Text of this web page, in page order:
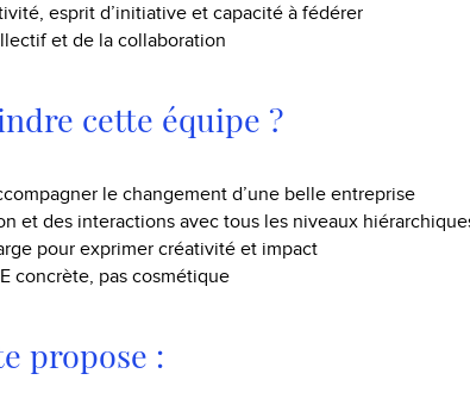
esprit d’initiative et capacité à fédérer
et de la collaboration
cette équipe ?
le changement d’une belle entreprise
et des interactions avec tous les niveaux
pour exprimer créativité et impact
concrète, pas cosmétique
propose :